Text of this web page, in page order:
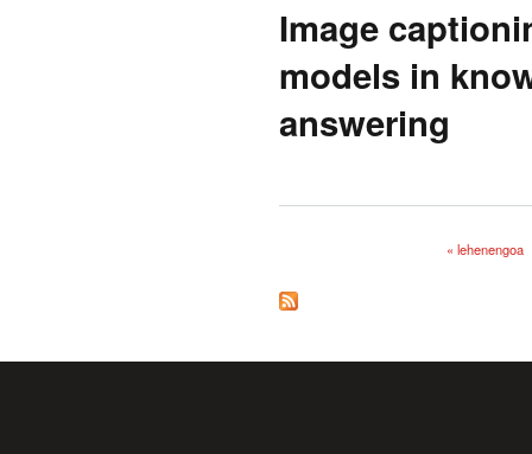
Image
models in
answering
« lehenengoa